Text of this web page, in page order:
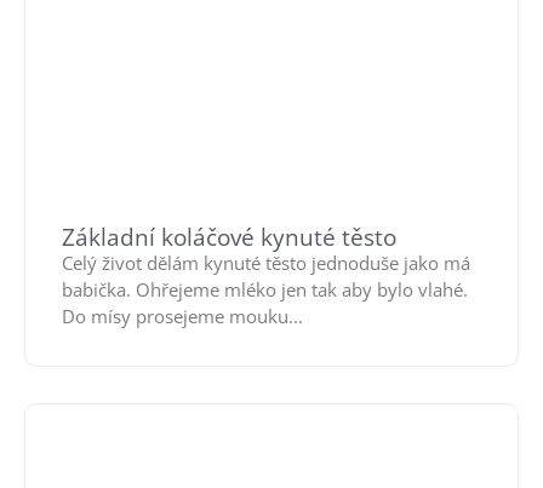
Základní koláčové kynuté těsto
Celý život dělám kynuté těsto jednoduše jako má
babička. Ohřejeme mléko jen tak aby bylo vlahé.
Do mísy prosejeme mouku...